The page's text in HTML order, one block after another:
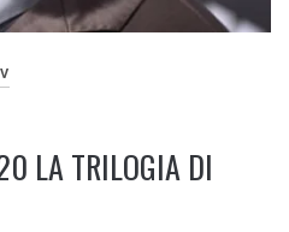
LA TRILOGIA DI